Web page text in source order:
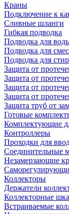
Краны
Подключение к
Сливные шланги
Гибкая подводка
Подводка для
Подводка для
Подводка для
Защита от
Защита от
Защита от
Защита от
Защита труб от
Готовые
Комплектующие
Контроллеры
Проходки для
Соединительные
Незамерзающие
Коллекторы
Держатели
Коллекторные
Встраиваемые